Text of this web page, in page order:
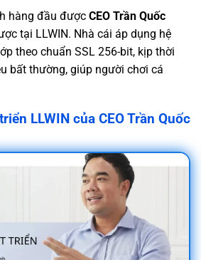
hàng đầu được CEO Trần Quốc
tại LLWIN. Nhà cái áp dụng hệ
theo chuẩn SSL 256-bit, kịp thời
bất thường, giúp người chơi cá
LLWIN của CEO Trần Quốc